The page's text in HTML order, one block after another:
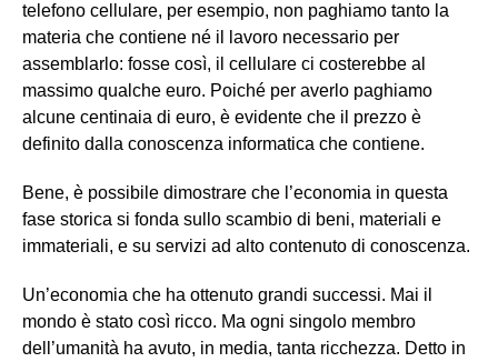
telefono cellulare, per esempio, non paghiamo tanto la
materia che contiene né il lavoro necessario per
assemblarlo: fosse così, il cellulare ci costerebbe al
massimo qualche euro. Poiché per averlo paghiamo
alcune centinaia di euro, è evidente che il prezzo è
definito dalla conoscenza informatica che contiene.
Bene, è possibile dimostrare che l’economia in questa
fase storica si fonda sullo scambio di beni, materiali e
immateriali, e su servizi ad alto contenuto di conoscenza.
Un’economia che ha ottenuto grandi successi. Mai il
mondo è stato così ricco. Ma ogni singolo membro
dell’umanità ha avuto, in media, tanta ricchezza. Detto in